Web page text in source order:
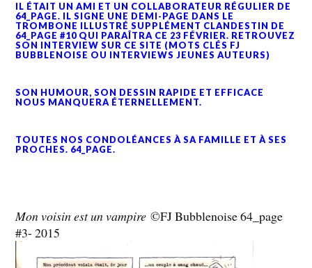
IL ÉTAIT UN AMI ET UN COLLABORATEUR RÉGULIER DE
64_PAGE. IL SIGNE UNE DEMI-PAGE DANS LE
TROMBONE ILLUSTRÉ SUPPLÉMENT CLANDESTIN DE
64_PAGE #10 QUI PARAÎTRA CE 23 FÉVRIER. RETROUVEZ
SON INTERVIEW SUR CE SITE (MOTS CLÉS FJ
BUBBLENOISE OU INTERVIEWS JEUNES AUTEURS)
SON HUMOUR, SON DESSIN RAPIDE ET EFFICACE
NOUS MANQUERA ÉTERNELLEMENT.
TOUTES NOS CONDOLÉANCES À SA FAMILLE ET À SES
PROCHES. 64_PAGE.
Mon voisin est un vampire©FJ Bubblenoise 64_page
#3- 2015